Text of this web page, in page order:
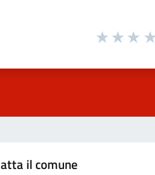
il comune